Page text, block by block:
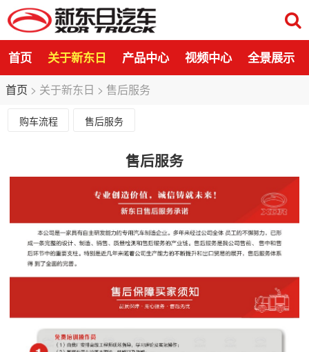
首页 关于新东日 产品中心 视频中心 全景展示
首页 > 关于新东日 > 售后服务
购车流程 售后服务
售后服务